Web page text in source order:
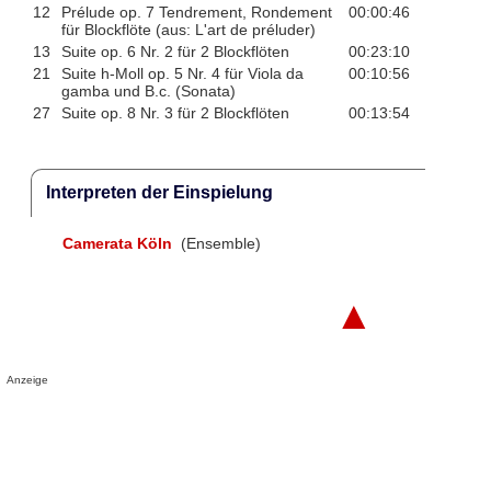
12
Prélude op. 7 Tendrement, Rondement
für Blockflöte (aus: L'art de préluder)
00:00:46
13 Suite op. 6 Nr. 2 für 2 Blockflöten
00:23:10
21
Suite h-Moll op. 5 Nr. 4 für Viola da
gamba und B.c. (Sonata)
00:10:56
27 Suite op. 8 Nr. 3 für 2 Blockflöten 00:13:54
Interpreten der Einspielung
Camerata Köln (Ensemble)
▲
Anzeige